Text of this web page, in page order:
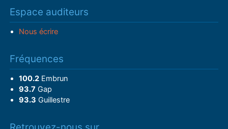
Espace auditeurs
Nous écrire
Fréquences
100.2Embrun
93.7 Gap
93.3 Guillestre